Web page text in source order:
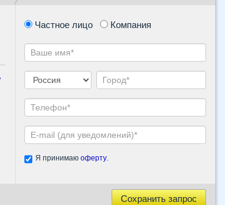
Частное лицо Компания
Я принимаю оферту.
Сохранить запрос